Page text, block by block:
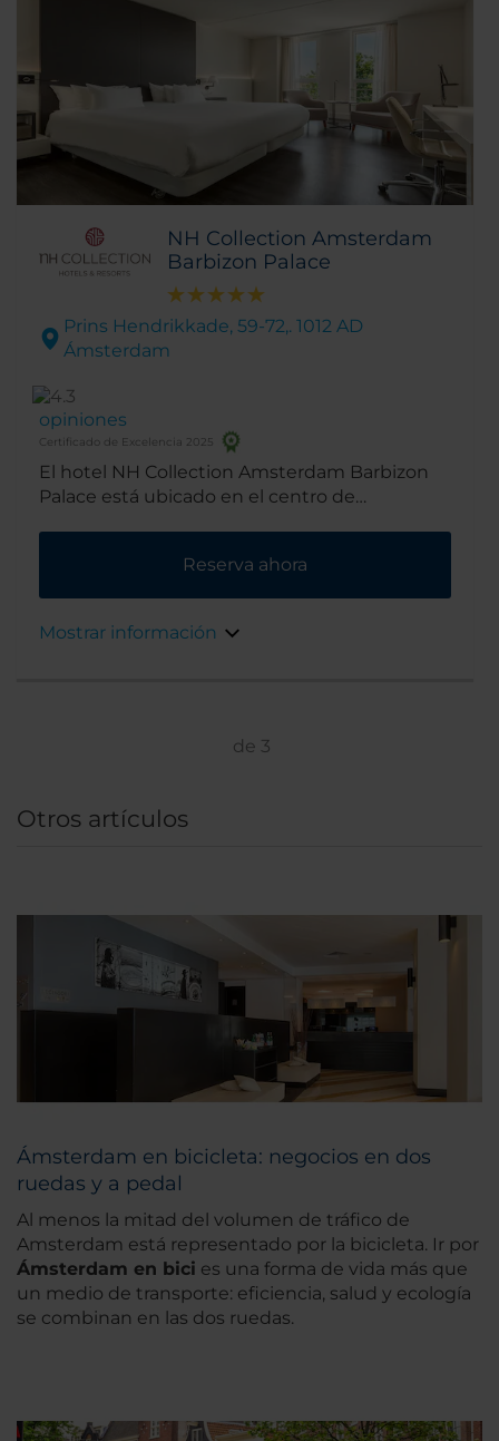
NH Collection Amsterdam
Barbizon Palace
Prins Hendrikkade, 59-72,. 1012 AD
Ámsterdam
opiniones
Certificado de Excelencia 2025
El hotel NH Collection Amsterdam Barbizon
Palace está ubicado en el centro de
importantes de la zona. El edificio que data
del siglo XVII, es una atracción por sí mismo.
Reserva ahora
Mostrar información
de 3
Otros artículos
Ámsterdam en bicicleta: negocios en dos
ruedas y a pedal
Al menos la mitad del volumen de tráfico de
Amsterdam está representado por la bicicleta. Ir por
Ámsterdam en bici es una forma de vida más que
un medio de transporte: eficiencia, salud y ecología
se combinan en las dos ruedas.